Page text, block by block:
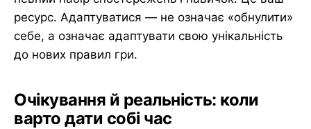
ресурс. Адаптуватися — не означає «обнулити»
себе, а означає адаптувати свою унікальність
до нових правил гри.
Очікування й реальність: коли
варто дати собі час